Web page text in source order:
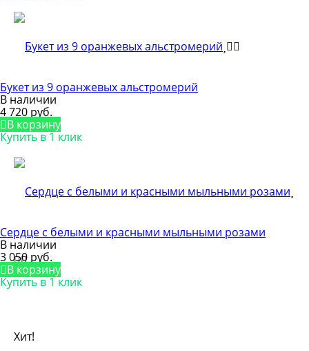
Букет из 9 оранжевых альстромерий
В наличии
4 720 руб.
В корзину
Купить в 1 клик
Сердце с белыми и красными мыльными розами
В наличии
3 050 руб.
В корзину
Купить в 1 клик
Хит!